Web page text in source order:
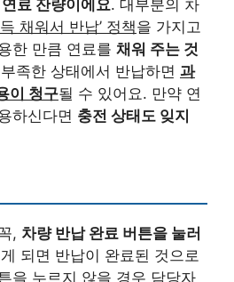
연료 잔량이에요. 대부분의 차
득 채워서 반납’ 정책을 가지고
한 만큼 연료를 채워 주는 것
족한 상태에서 반납하면 과
이 청구될 수 있어요. 만약 연
하신다면 충전 상태도 잊지
, 차량 반납 완료 버튼을 눌러
되면 반납이 완료된 것으로
을 누르지 않을 경우 담당자